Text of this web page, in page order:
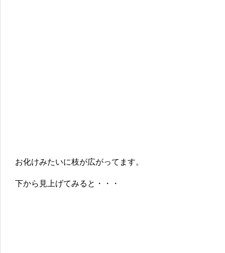
お化けみたいに枝が広がってます。
下から見上げてみると・・・